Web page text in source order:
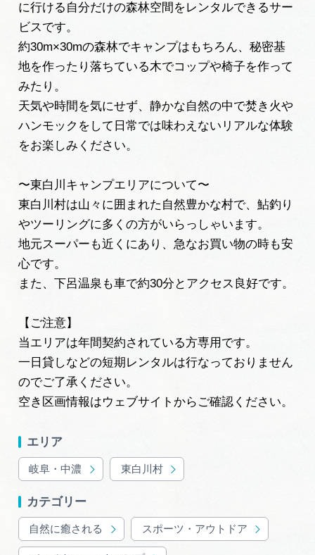
動画ライブラリー
お問い合わせ
広告掲載
サイトポリシー
に行ける自分だけの森林空間をレンタルできるサー
ビスです。
約30m×30mの森林でキャンプはもちろん、秘密基
地を作ったり落ちている木でコップや椅子を作って
みたり。
天気や時間を気にせず、静かな自然の中で焚き火や
ハンモックをして日常では味わえないリアルな体験
をお楽しみください。
〜東白川キャンプエリアについて〜
東白川村は山々に囲まれた自然豊かな村で、鮎釣り
やツーリングに多くの方がいらっしゃいます。
地元スーパーも近くにあり、急なお買い物の時も安
心です。
また、下呂温泉も車で約30分とアクセス良好です。
【ご注意】
当エリアは年間契約されている方専用です。
一日貸しなどの短期レンタルは行なっておりません
のでご了承ください。
空き区画情報はウェブサイトからご確認ください。
エリア
岐阜・中濃 東白川村
カテゴリー
自然に癒される スポーツ・アウトドア